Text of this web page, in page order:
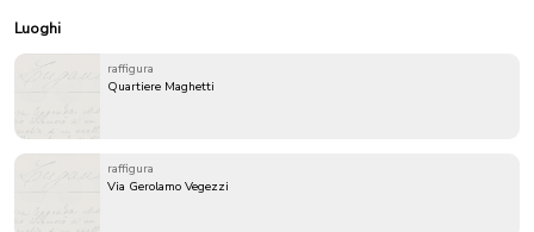
Luoghi
raffigura
Quartiere Maghetti
raffigura
Via Gerolamo Vegezzi